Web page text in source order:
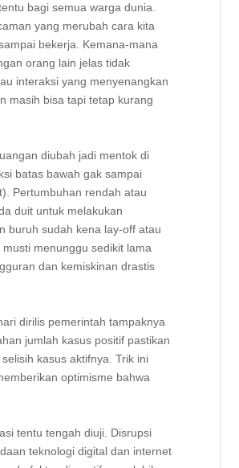
bagi semua warga dunia.
yang merubah cara kita
bekerja. Kemana-mana
orang lain jelas tidak
interaksi yang menyenangkan
masih bisa tapi tetap kurang
diubah jadi mentok di
batas bawah gak sampai
Pertumbuhan rendah atau
duit untuk melakukan
buruh sudah kena lay-off atau
menunggu sedikit lama
dan kemiskinan drastis
dirilis pemerintah tampaknya
jumlah kasus positif pastikan
kasus aktifnya. Trik ini
optimisme bahwa
tentu tengah diuji. Disrupsi
teknologi digital dan internet